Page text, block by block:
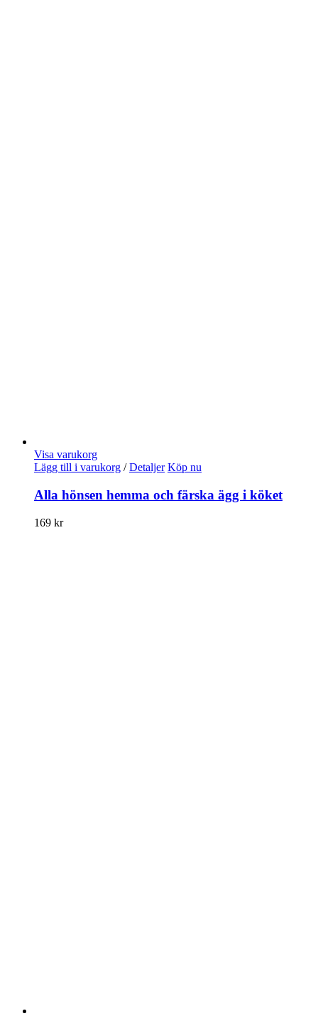
Visa varukorg
Lägg till i varukorg / Detaljer Köp nu
Alla hönsen hemma och färska ägg i köket
169 kr